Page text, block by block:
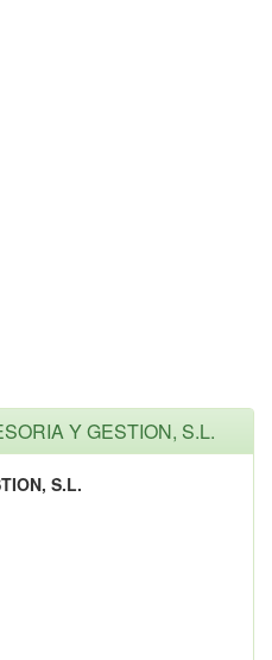
Y GESTION, S.L.
S.L.